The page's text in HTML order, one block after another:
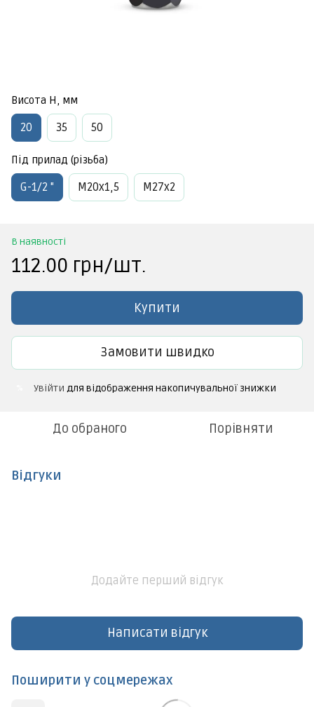
Висота Н, мм
20 35 50
Під прилад (різьба)
G-1/2 " М20х1,5 М27х2
В наявності
112.00 грн/шт.
Купити
Замовити швидко
Увійти для відображення накопичувальної знижки
До обраного Порівняти
Відгуки
Додайте перший відгук
Написати відгук
Поширити у соцмережах